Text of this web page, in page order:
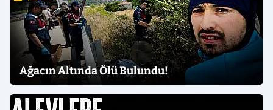
Ağacın Altında Ölü Bulundu!